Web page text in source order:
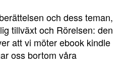
och dess teman,
tillväxt och Rörelsen: den
att vi möter ebook kindle
oss bortom våra